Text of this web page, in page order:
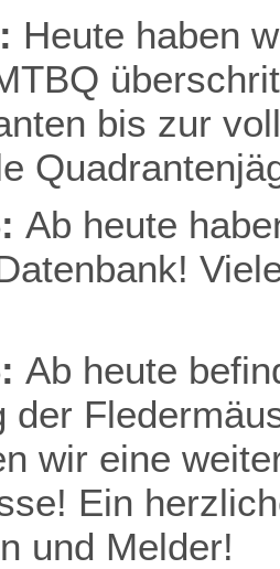
Heute haben
bis zur
Ab heute
Ab heute
der
wir eine
Ein
und Melder!